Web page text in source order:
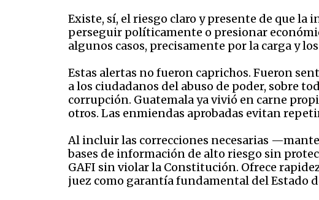
Existe, sí, el riesgo claro y presente de que
perseguir políticamente o presionar
algunos casos, precisamente por la carga y
Estas alertas no fueron caprichos. Fueron
a los ciudadanos del abuso de poder, sobre
corrupción. Guatemala ya vivió en carne
otros. Las enmiendas aprobadas evitan
Al incluir las correcciones necesarias
bases de información de alto riesgo sin
GAFI sin violar la Constitución. Ofrece
juez como garantía fundamental del Estado